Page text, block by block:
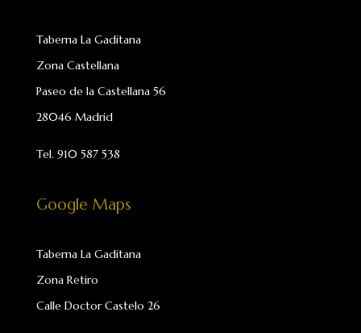
Taberna La Gaditana
Zona Castellana
Paseo de la Castellana 56
28046 Madrid
Tel. 910 587 538
Google Maps
Taberna La Gaditana
Zona Retiro
Calle Doctor Castelo 26